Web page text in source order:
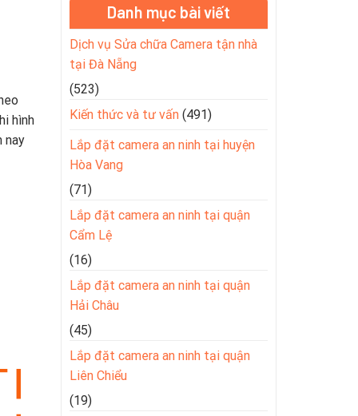
hình
nay
Danh mục bài viết
Dịch vụ Sửa chữa Camera tận nhà
tại Đà Nẵng
(523)
Kiến thức và tư vấn (491)
Lắp đặt camera an ninh tại huyện
Hòa Vang
(71)
Lắp đặt camera an ninh tại quận
Cẩm Lệ
(16)
Lắp đặt camera an ninh tại quận
Hải Châu
(45)
Lắp đặt camera an ninh tại quận
Liên Chiểu
(19)